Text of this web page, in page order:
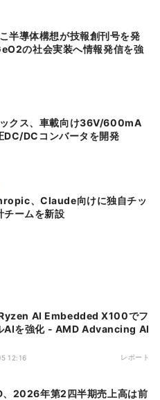
の社会実装へ情報発信を強
DC/DCコンバータを開発
チームを新設
AI Embedded X100でフ
AIを強化 - AMD Advancing AI
12:16 レポート